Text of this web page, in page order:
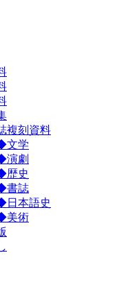
複刻資料
文学
演劇
歴史
書誌
日本語史
美術